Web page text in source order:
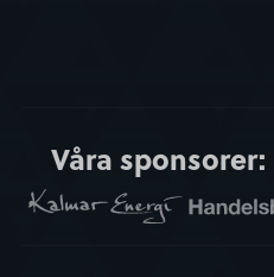
Våra sponsorer: